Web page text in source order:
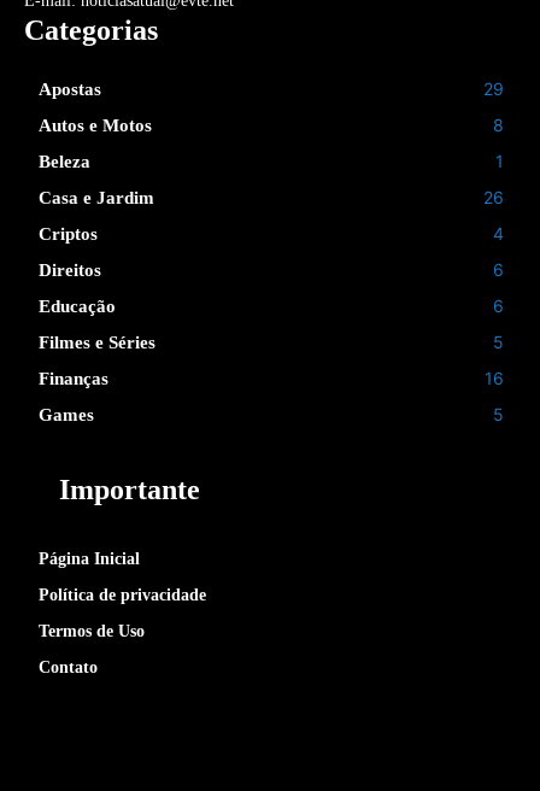
Categorias
Apostas 29
Autos e Motos 8
Beleza 1
Casa e Jardim 26
Criptos 4
Direitos 6
Educação 6
Filmes e Séries 5
Finanças 16
Games 5
Importante
Página Inicial
Política de privacidade
Termos de Uso
Contato